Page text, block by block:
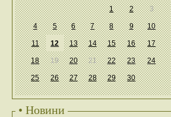
1 2 3
4 5 6 7 8 9 10
11 12 13 14 15 16 17
18 19 20 21 22 23 24
25 26 27 28 29 30
• Новини